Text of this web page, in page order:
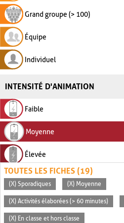
Grand groupe (> 100)
Équipe
Individuel
INTENSITÉ D'ANIMATION
Faible
Moyenne
Élevée
TOUTES LES FICHES (19)
(X) Sporadiques (X) Moyenne
(X) Activités élaborées (> 60 minutes)
(X) En classe et hors classe